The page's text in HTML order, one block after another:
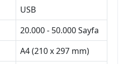
USB
20.000 - 50.000 Sayfa
A4 (210 x 297 mm)